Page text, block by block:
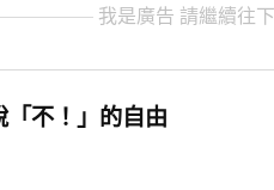
我是廣告 請繼續往
「不！ 」 的自由